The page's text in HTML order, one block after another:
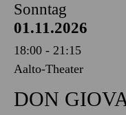
Sonntag
01.11.2026
18:00 - 21:15
Aalto-Theater
DON